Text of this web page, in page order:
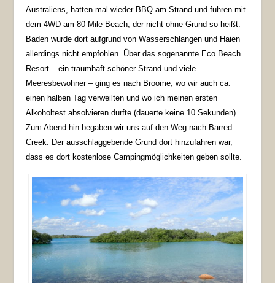
Australiens, hatten mal wieder BBQ am Strand und fuhren mit
dem 4WD am 80 Mile Beach, der nicht ohne Grund so heißt.
Baden wurde dort aufgrund von Wasserschlangen und Haien
allerdings nicht empfohlen. Über das sogenannte Eco Beach
Resort – ein traumhaft schöner Strand und viele
Meeresbewohner – ging es nach Broome, wo wir auch ca.
einen halben Tag verweilten und wo ich meinen ersten
Alkoholtest absolvieren durfte (dauerte keine 10 Sekunden).
Zum Abend hin begaben wir uns auf den Weg nach Barred
Creek. Der ausschlaggebende Grund dort hinzufahren war,
dass es dort kostenlose Campingmöglichkeiten geben sollte.